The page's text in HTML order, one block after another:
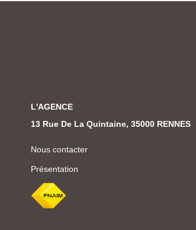
L'AGENCE
13 Rue De La Quintaine, 35000 RENNES
Nous contacter
Présentation